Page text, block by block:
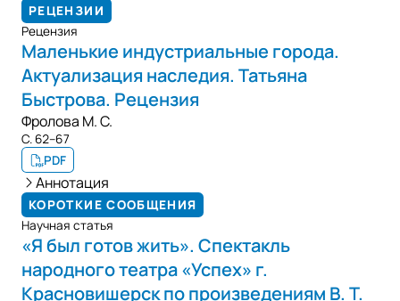
РЕЦЕНЗИИ
Рецензия
Маленькие индустриальные города.
Актуализация наследия. Татьяна
Быстрова. Рецензия
Фролова М. С.
С. 62–67
PDF
Аннотация
КОРОТКИЕ СООБЩЕНИЯ
Научная статья
«Я был готов жить». Спектакль
народного театра «Успех» г.
Красновишерск по произведениям В. Т.